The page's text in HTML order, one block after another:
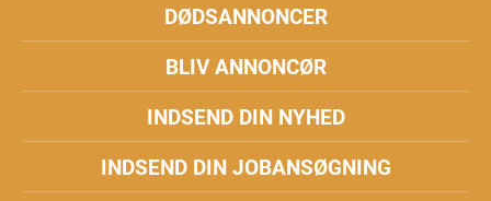
DØDSANNONCER
BLIV ANNONCØR
INDSEND DIN NYHED
INDSEND DIN JOBANSØGNING